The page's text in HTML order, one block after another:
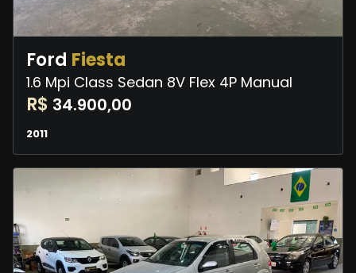
Ford Fiesta
1.6 Mpi Class Sedan 8V Flex 4P Manual
R$ 34.900,00
2011